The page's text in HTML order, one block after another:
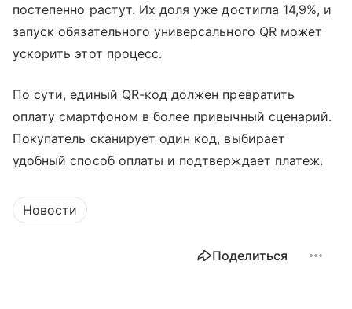
постепенно растут. Их доля уже достигла 14,9%, и
запуск обязательного универсального QR может
ускорить этот процесс.
По сути, единый QR-код должен превратить
оплату смартфоном в более привычный сценарий.
Покупатель сканирует один код, выбирает
удобный способ оплаты и подтверждает платеж.
Новости
Поделиться